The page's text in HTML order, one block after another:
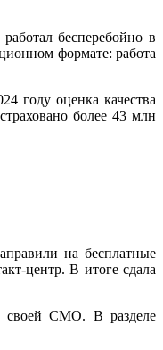
бесперебойно в
формате: работа
году оценка качества
более 43 млн
на бесплатные
центр. В итоге сдала
своей СМО. В разделе